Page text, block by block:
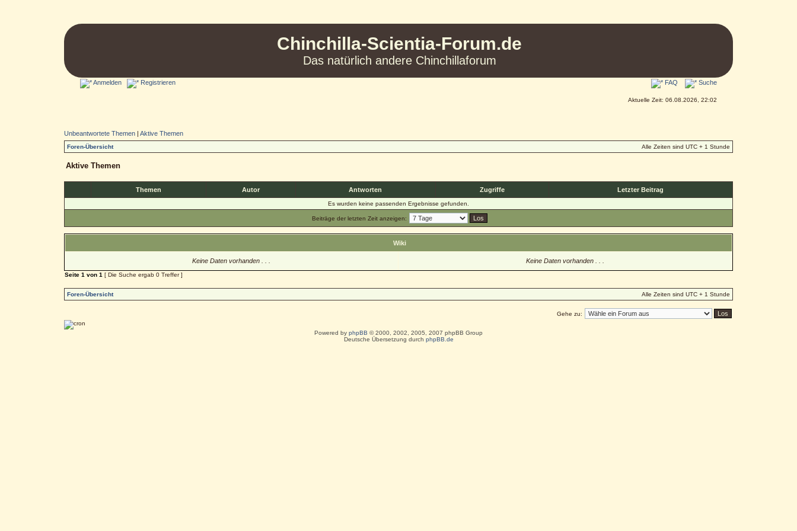
Chinchilla-Scientia-Forum.de
Das natürlich andere Chinchillaforum
Anmelden Registrieren FAQ Suche
Aktuelle Zeit: 06.08.2026, 22:02
Unbeantwortete Themen| Aktive Themen
Foren-Übersicht Alle Zeiten sind UTC + 1 Stunde
Aktive Themen
Themen Autor Antworten Zugriffe Letzter Beitrag
Es wurden keine passenden Ergebnisse gefunden.
Beiträge der letzten Zeit anzeigen:
Wiki
Keine Daten vorhanden . . . Keine Daten vorhanden . . .
Seite 1 von 1 [ Die Suche ergab 0 Treffer ]
Foren-Übersicht Alle Zeiten sind UTC + 1 Stunde
Gehe zu:
Powered by phpBB © 2000, 2002, 2005, 2007 phpBB Group
Deutsche Übersetzung durch phpBB.de